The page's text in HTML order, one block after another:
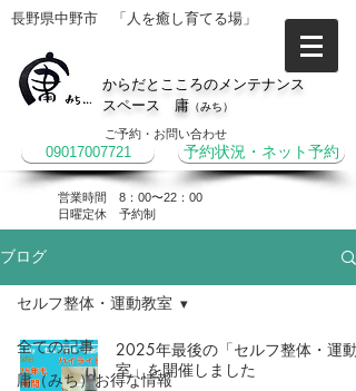
長野県中野市 「人を癒し育てる場」
からだとこころのメンテナンス
スペース 庸 （みち）
ご予約・お問い合わせ
09017007721 予約状況・ネット予約
営業時間 8：00〜22：00
​日曜定休 予約制
ブログ
全ての記事
庸（みち）お得な情報
セルフ整体・運動教室
2025年最後の「セルフ整体・運動
室」を開催しました